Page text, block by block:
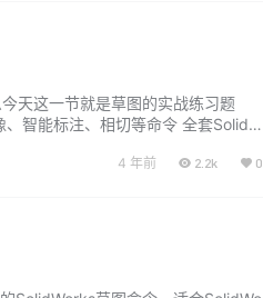
天这一节就是草图的实战练习题
智能标注、相切等命令 全套SolidW
4 年前 2.2k 0